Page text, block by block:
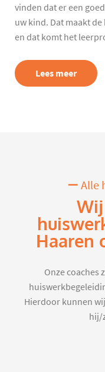
vinden dat er een
uw kind. Dat maakt
en dat komt het
Lees meer
Alle
Haaren
Onze coaches
Hierdoor kunnen
hij/